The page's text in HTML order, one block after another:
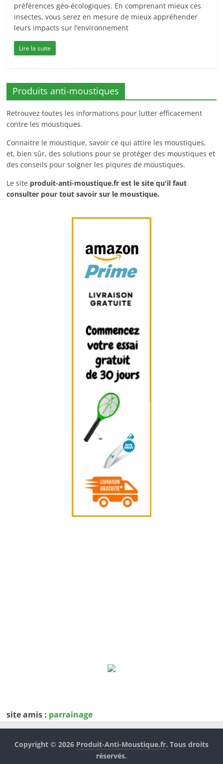
préférences géo-écologiques. En comprenant mieux ces
insectes, vous serez en mesure de mieux appréhender
leurs impacts sur l’environnement
Lire la suite
Produits anti-moustiques
Retrouvez toutes les informations pour lutter efficacement
contre les moustiques.
Connaitre le moustique, savoir ce qui attire les moustiques,
et, bien sûr, des solutions pour se protéger des moustiques et
des conseils pour soigner les piqures de moustiques.
Le site produit-anti-moustique.fr est le site qu'il faut
consulter pour tout savoir sur le moustique.
site amis : parrainage
Copyright © 2026 Produit-Anti-Moustique.fr. Tous droits
réservés.